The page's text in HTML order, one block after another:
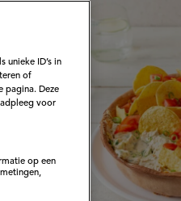
unieke ID’s in
of
pagina. Deze
voor
op een